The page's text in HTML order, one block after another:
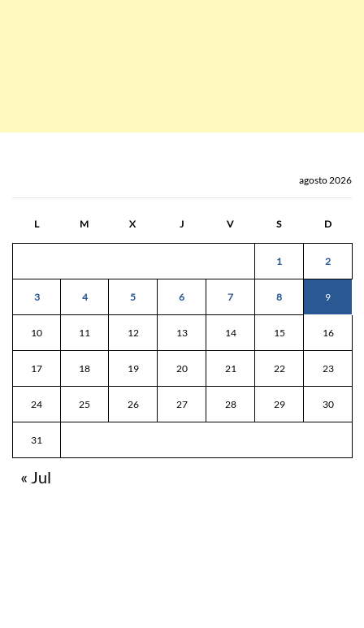
agosto 2026
L M X J V S D
1 2
3 4 5 6 7 8 9
10 11 12 13 14 15 16
17 18 19 20 21 22 23
24 25 26 27 28 29 30
31
« Jul